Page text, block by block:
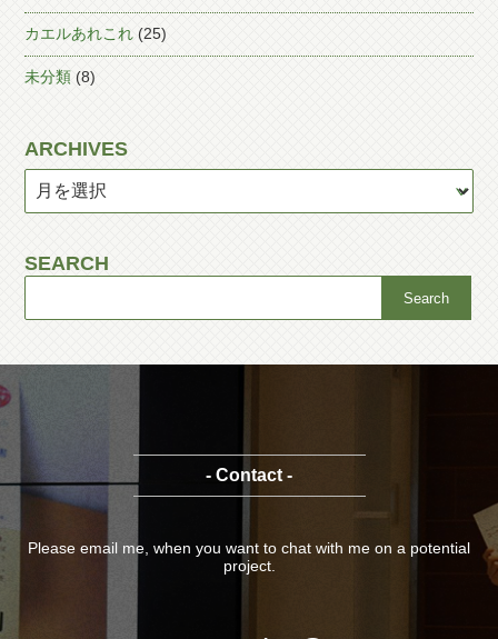
カエルあれこれ (25)
未分類 (8)
ARCHIVES
SEARCH
- Contact -
Please email me, when you want to chat with me on a potential
project.